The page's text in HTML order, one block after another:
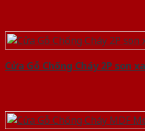
Cửa Gỗ Chống Cháy 2P son